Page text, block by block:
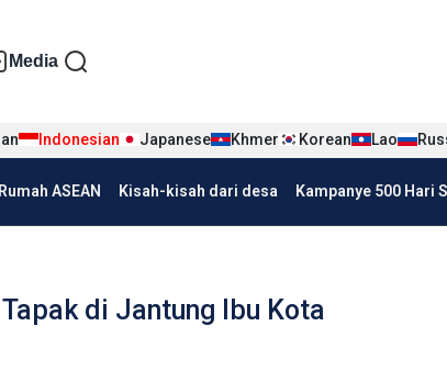
tiếng Indo
Media
Indonesian Japanese Khmer Korean Lao
Rumah ASEAN Kisah-kisah dari desa Kampanye 500 Hari
di Jantung Ibu Kota